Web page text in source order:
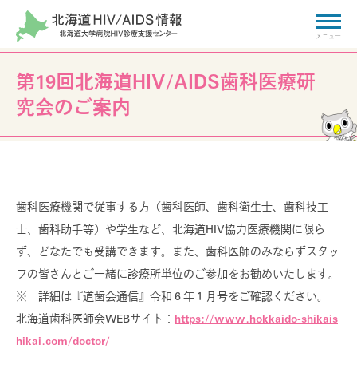
HIV/AIDSに関するご相談・お問い合わせ
相談窓口
HIV基礎知識
Basic knowledge
HIVとエイズについて
第19回北海道HIV/AIDS歯科医療研
究会のご案内
歯科医療機関で従事する方（歯科医師、歯科衛生士、歯科技工
士、歯科助手等）や学生など、北海道HIV協力医療機関に限ら
ず、どなたでも受講できます。また、歯科医師のみならずスタッ
フの皆さんとご一緒に診療所単位のご参加をお勧めいたします。
※ 詳細は『道歯会通信』令和６年１月号をご確認ください。
北海道歯科医師会WEBサイト： https://www.hokkaido-shikais
hikai.com/doctor/